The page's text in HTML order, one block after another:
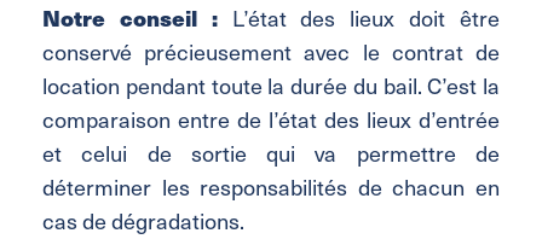
Notre conseil :L’état des lieux doit être
conservé précieusement avec le contrat de
location pendant toute la durée du bail. C’est la
comparaison entre de l’état des lieux d’entrée
et celui de sortie qui va permettre de
déterminer les responsabilités de chacun en
cas de dégradations.